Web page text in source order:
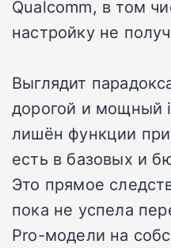
Qualcomm, в том
настройку не
Выглядит
дорогой и мощный
лишён функции
есть в базовых и
Это прямое
пока не успела
Pro-модели на